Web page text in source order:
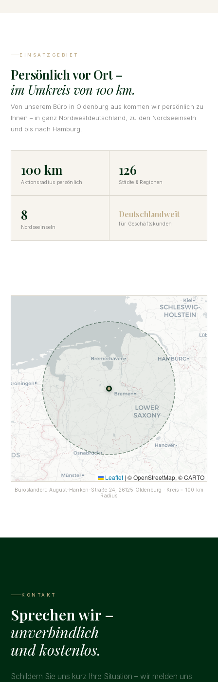
EINSATZGEBIET
Persönlich vor Ort –
im Umkreis von 100 km.
Von unserem Büro in Oldenburg aus kommen wir persönlich zu
Ihnen – in ganz Nordwestdeutschland, zu den Nordseeinseln
und bis nach Hamburg.
100 km
Aktionsradius persönlich
126
Städte & Regionen
8
Nordseeinseln
Deutschlandweit
für Geschäftskunden
Leaflet | © OpenStreetMap, © CARTO
Bürostandort: August-Hanken-Straße 24, 26125 Oldenburg · Kreis = 100 km
Radius
KONTAKT
Sprechen wir –
unverbindlich
und kostenlos.
Schildern Sie uns kurz Ihre Situation – wir melden uns